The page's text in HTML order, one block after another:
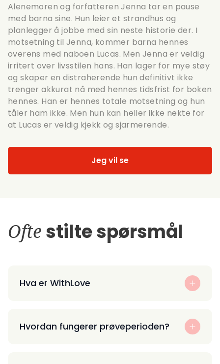
Alenemoren og forfatteren Jenna tar en pause
med barna sine. Hun leier et strandhus og
planlegger å jobbe med sin neste historie der. I
motsetning til Jenna, kommer barna hennes
overens med naboen Lucas. Men Jenna er veldig
irritert over livsstilen hans. Han lager for mye støy
og skaper en distraherende hun definitivt ikke
trenger akkurat nå med hennes tidsfrist for boken
hennes. Han er hennes totale motsetning og hun
tåler ham ikke. Men hun kan heller ikke nekte for
at Lucas er veldig kjekk og sjarmerende.
Jeg vil se
Ofte stilte spørsmål
Hva er WithLove
Hvordan fungerer prøveperioden?